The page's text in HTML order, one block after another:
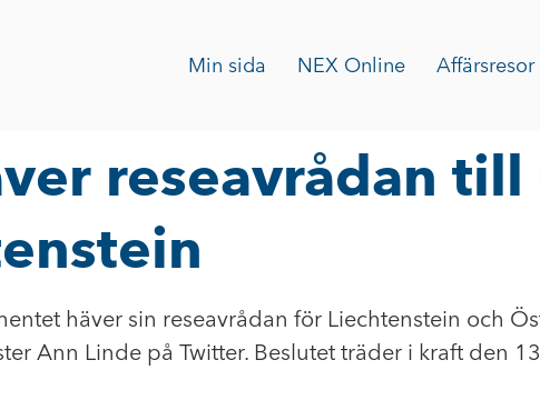
Min sida NEX Online Affärsresor
reseavrådan
häver sin reseavrådan för Liechtenstein och
Ann Linde på Twitter. Beslutet träder i kraft den